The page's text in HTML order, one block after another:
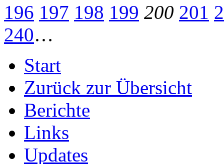
196 197 198 199 200 201
240…
Start
Zurück zur Übersicht
Berichte
Links
Updates